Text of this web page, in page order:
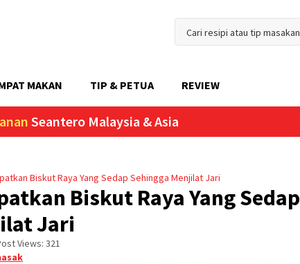
MAKAN TIP & PETUA REVIEW
Seantero Malaysia & Asia
Biskut Raya Yang Sedap Sehingga Menjilat Jari
Biskut Raya Yang Sedap
Jari
Views: 321